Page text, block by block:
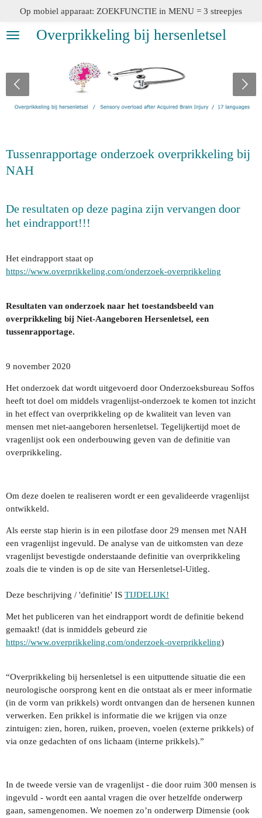
naar
Overprikkeling bij hersenletsel
Op mobiel apparaat: ZOEKFUNCTIE in MENU = 3 streepjes
Tussenrapportage onderzoek overprikkeling bij
NAH
De resultaten op deze pagina zijn vervangen door
het eindrapport!!!
Het eindrapport staat op
https://www.overprikkeling.com/onderzoek-overprikkeling
Resultaten van onderzoek naar het toestandsbeeld van
overprikkeling bij Niet-Aangeboren Hersenletsel, een
tussenrapportage.
9 november 2020
Het onderzoek dat wordt uitgevoerd door Onderzoeksbureau Soffos
heeft tot doel om middels vragenlijst-onderzoek te komen tot inzicht
in het effect van overprikkeling op de kwaliteit van leven van
mensen met niet-aangeboren hersenletsel. Tegelijkertijd moet de
vragenlijst ook een onderbouwing geven van de definitie van
overprikkeling.
Om deze doelen te realiseren wordt er een gevalideerde vragenlijst
ontwikkeld.
Als eerste stap hierin is in een pilotfase door 29 mensen met NAH
een vragenlijst ingevuld. De analyse van de uitkomsten van deze
vragenlijst bevestigde onderstaande definitie van overprikkeling
zoals die te vinden is op de site van Hersenletsel-Uitleg.
Deze beschrijving / 'definitie' IS TIJDELIJK!
Met het publiceren van het eindrapport wordt de definitie bekend
gemaakt! (dat is inmiddels gebeurd zie
https://www.overprikkeling.com/onderzoek-overprikkeling)
“Overprikkeling bij hersenletsel is een uitputtende situatie die een
neurologische oorsprong kent en die ontstaat als er meer informatie
(in de vorm van prikkels) wordt ontvangen dan de hersenen kunnen
verwerken. Een prikkel is informatie die we krijgen via onze
zintuigen: zien, horen, ruiken, proeven, voelen (externe prikkels) of
via onze gedachten of ons lichaam (interne prikkels).”
In de tweede versie van de vragenlijst - die door ruim 300 mensen is
ingevuld - wordt een aantal vragen die over hetzelfde onderwerp
gaan, samengenomen. We noemen zo’n onderwerp Dimensie (ook